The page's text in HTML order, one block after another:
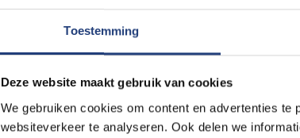
Toestemming
Deze website maakt gebruik van cookies
We gebruiken cookies om content en advertenties
websiteverkeer te analyseren. Ook delen we